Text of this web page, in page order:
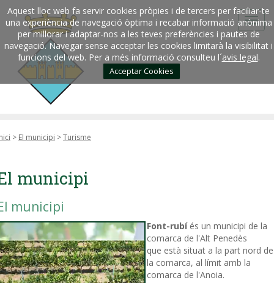
Aquest lloc web fa servir cookies pròpies i de tercers per faciliar-te
una experiència de navegació òptima i recabar informació anònima
per millorar i adaptar-nos a les teves preferències i pautes de
navegació. Navegar sense acceptar les cookies limitarà la visibilitat i
funcions del web. Per a més informació consulteu l´avis legal.
Acceptar Cookies
> El municipi >Turisme
municipi
municipi
Font-rubíés un municipi de la
comarca de l'Alt Penedès
que està situat a la part nord de
la comarca, al límit amb la
comarca de l'Anoia.